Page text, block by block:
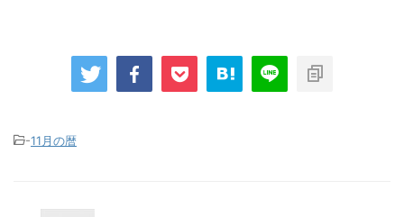
-11月の暦